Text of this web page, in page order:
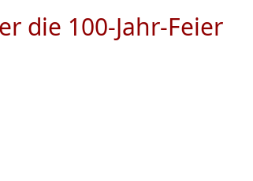
die 100-Jahr-Feier